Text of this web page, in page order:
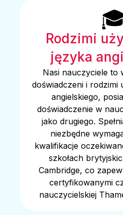
Rodzimi
języka
Nasi nauczyciele to
doświadczeni i rodzimi
angielskiego,
doświadczenie w
jako drugiego.
niezbędne
kwalifikacje
szkołach
Cambridge, co
certyfikowanymi
nauczycielskiej